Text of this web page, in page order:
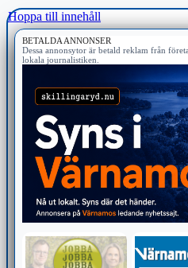
Hoppa till innehåll
BETALDA ANNONSER
Dessa annonsytor är betald reklam från
lokala journalistiken.